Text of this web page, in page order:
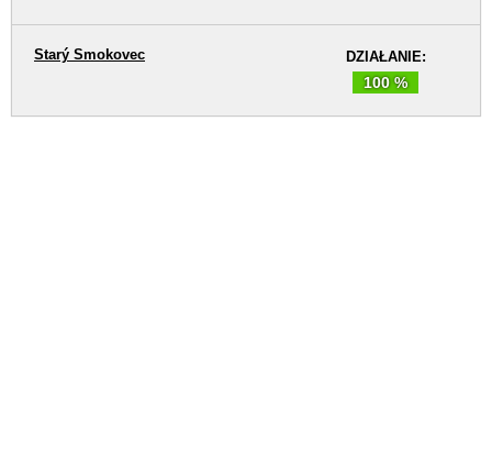
DZIAŁANIE:
100 %
Starý Smokovec